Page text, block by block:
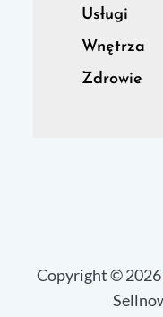
Usługi
Wnętrza
Zdrowie
Copyright © 2026